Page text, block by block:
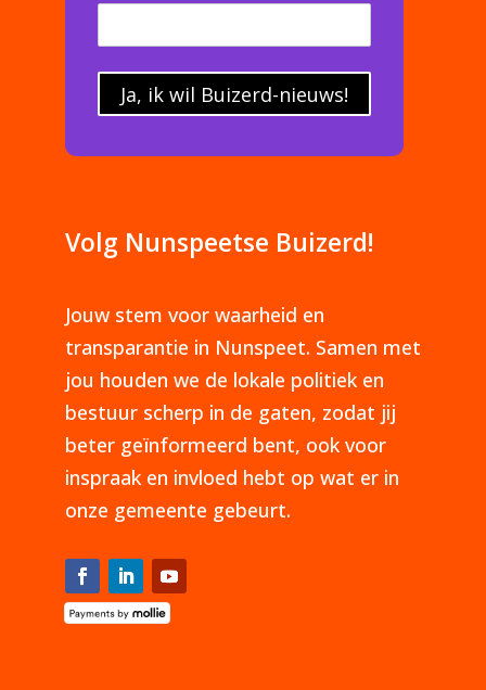
Ja, ik wil Buizerd-nieuws!
Volg Nunspeetse Buizerd!
Jouw stem voor waarheid en
transparantie in Nunspeet. Samen met
jou houden we de lokale politiek en
bestuur scherp in de gaten, zodat jij
beter geïnformeerd bent, ook voor
inspraak en invloed hebt op wat er in
onze gemeente gebeurt.